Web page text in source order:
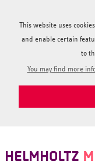
This website uses
and enable certain
to
You may find more